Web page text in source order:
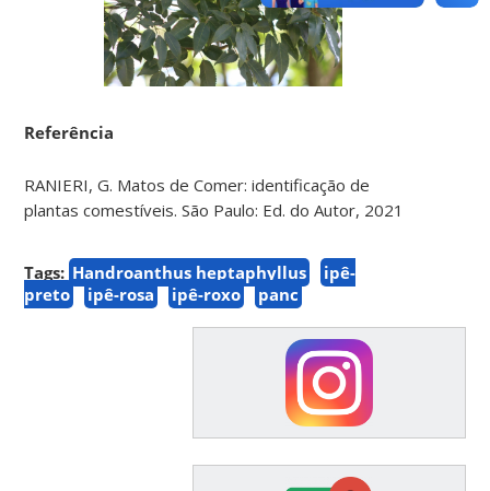
Referência
RANIERI, G. Matos de Comer: identificação de
plantas comestíveis. São Paulo: Ed. do Autor, 2021
Tags: Handroanthus heptaphyllus
ipê-
preto
ipê-rosa ipê-roxo panc